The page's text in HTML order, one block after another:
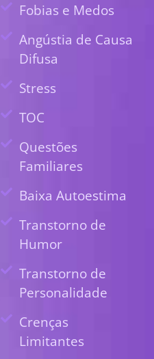
Fobias e Medos
Angústia de Causa
Difusa
Stress
TOC
Questões
Familiares
Baixa Autoestima
Transtorno de
Humor
Transtorno de
Personalidade
Crenças
Limitantes